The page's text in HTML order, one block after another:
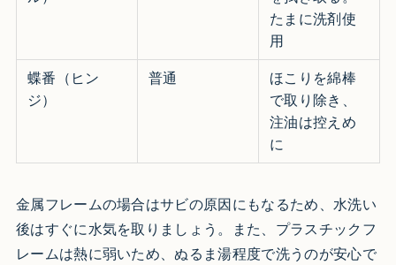
たまに洗剤使
用
蝶番（ヒン
ジ）
普通
ほこりを綿棒
で取り除き、
注油は控えめ
に
金属フレームの場合はサビの原因にもなるため、水洗い
後はすぐに水気を取りましょう。また、プラスチックフ
レームは熱に弱いため、ぬるま湯程度で洗うのが安心で